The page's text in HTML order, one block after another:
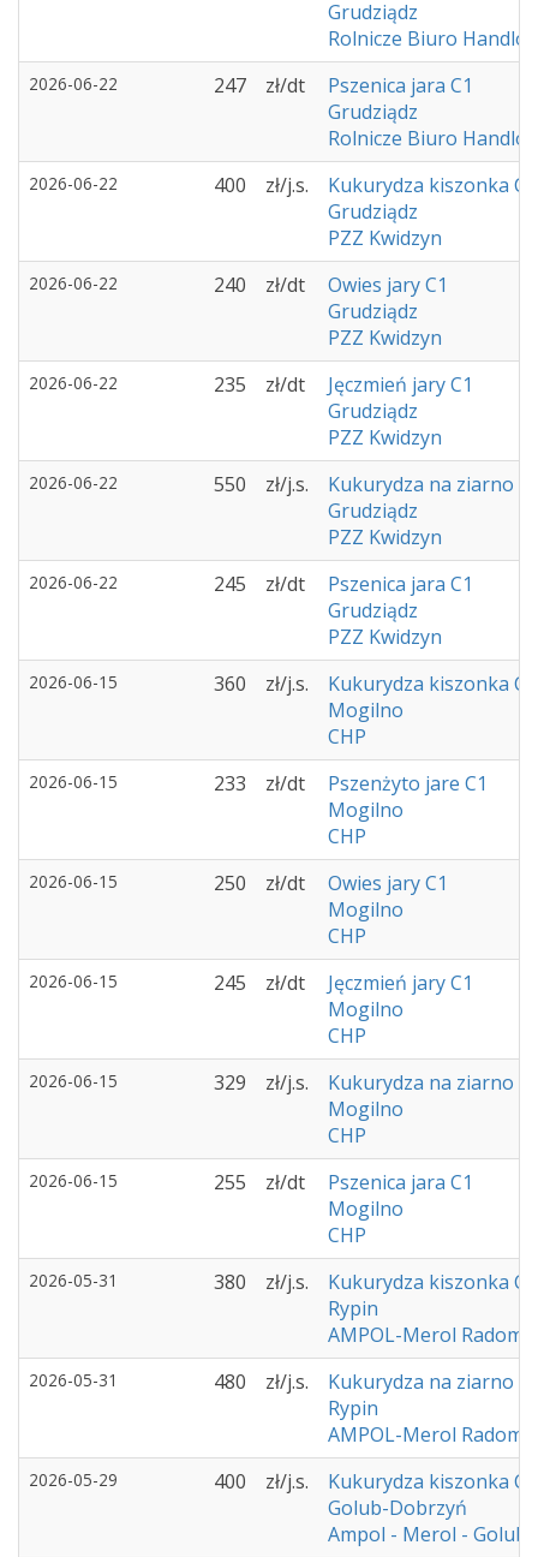
Grudziądz
Rolnicze Biuro
2026-06-22 247 zł/dt
Pszenica jara C1
Grudziądz
Rolnicze Biuro
2026-06-22 400 zł/j.s.
Kukurydza kiszonka C1
Grudziądz
PZZ Kwidzyn
2026-06-22 240 zł/dt
Owies jary C1
Grudziądz
PZZ Kwidzyn
2026-06-22 235 zł/dt
Jęczmień jary C1
Grudziądz
PZZ Kwidzyn
2026-06-22 550 zł/j.s.
Kukurydza na ziarno
Grudziądz
PZZ Kwidzyn
2026-06-22 245 zł/dt
Pszenica jara C1
Grudziądz
PZZ Kwidzyn
2026-06-15 360 zł/j.s.
Kukurydza kiszonka C1
Mogilno
CHP
2026-06-15 233 zł/dt
Pszenżyto jare C1
Mogilno
CHP
2026-06-15 250 zł/dt
Owies jary C1
Mogilno
CHP
2026-06-15 245 zł/dt
Jęczmień jary C1
Mogilno
CHP
2026-06-15 329 zł/j.s.
Kukurydza na ziarno
Mogilno
CHP
2026-06-15 255 zł/dt
Pszenica jara C1
Mogilno
CHP
2026-05-31 380 zł/j.s.
Kukurydza kiszonka C1
Rypin
AMPOL-Merol
2026-05-31 480 zł/j.s.
Kukurydza na ziarno
Rypin
AMPOL-Merol
2026-05-29 400 zł/j.s.
Kukurydza kiszonka C1
Golub-Dobrzyń
Ampol - Merol -